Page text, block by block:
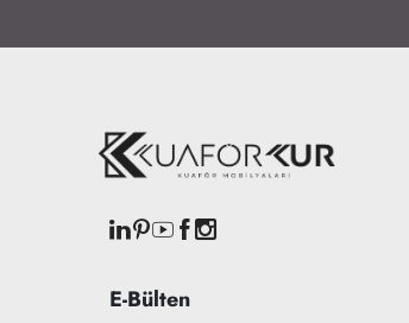
E-Bülten